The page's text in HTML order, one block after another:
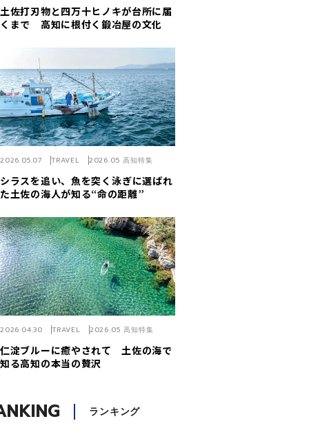
土佐打刃物と四万十ヒノキが台所に届
くまで 高知に根付く鍛冶屋の文化
シラスを追い、魚を突く――泳ぎに選ばれ
た土佐の海人が知る“命の距離”
2026.05.07 TRAVEL 2026.05 高知特集
仁淀ブルーに癒やされて 土佐の海で
知る高知の本当の贅沢
2026.04.30 TRAVEL 2026.05 高知特集
ランキング